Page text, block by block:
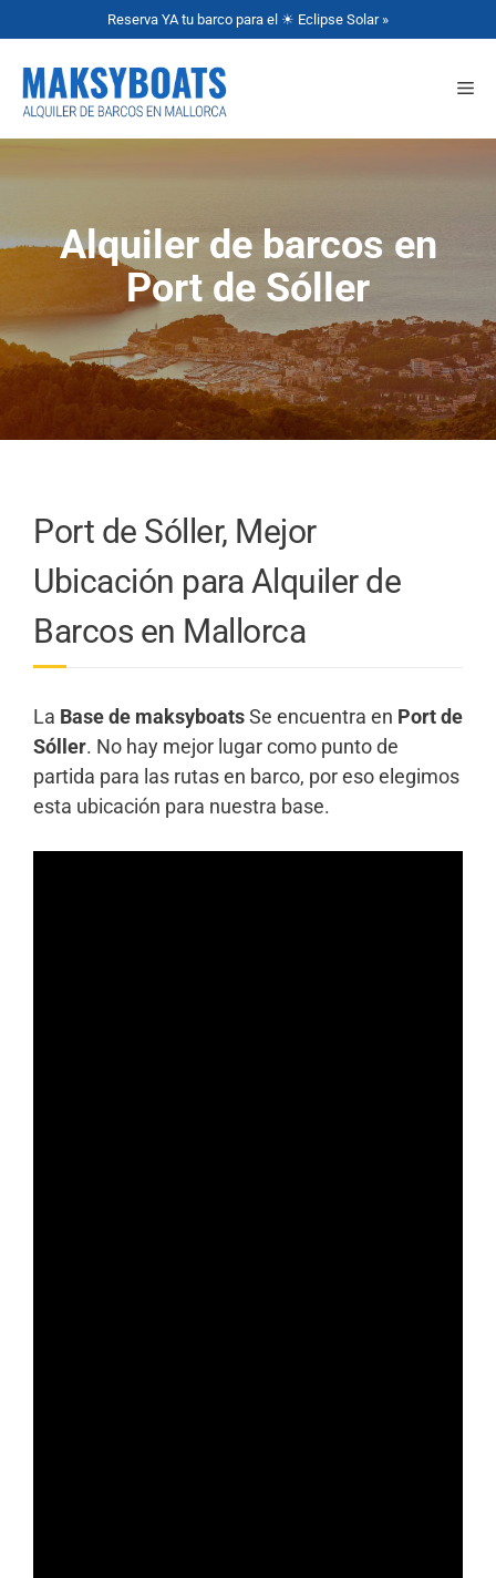
Reserva YA tu barco para el ☀ Eclipse Solar »
Alquiler de barcos en
Port de Sóller
Port de Sóller, Mejor
Ubicación para Alquiler de
Barcos en Mallorca
La Base de maksyboatsSe encuentra en Port de
Sóller. No hay mejor lugar como punto de
partida para las rutas en barco, por eso elegimos
esta ubicación para nuestra base.